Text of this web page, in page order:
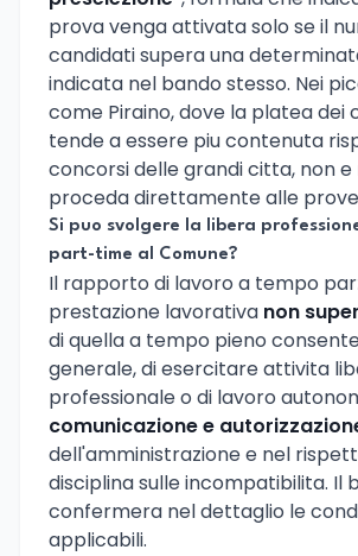
prova venga attivata solo se il
candidati supera una
indicata nel bando stesso. Nei
come Piraino, dove la platea dei
tende a essere piu contenuta
concorsi delle grandi citta, non e
proceda direttamente alle
Si puo svolgere la libera
part-time al Comune?
Il rapporto di lavoro a tempo
prestazione lavorativa non
di quella a tempo pieno
generale, di esercitare attivita
professionale o di lavoro
comunicazione e
dell'amministrazione e nel
disciplina sulle incompatibilita. Il
confermera nel dettaglio le
applicabili.